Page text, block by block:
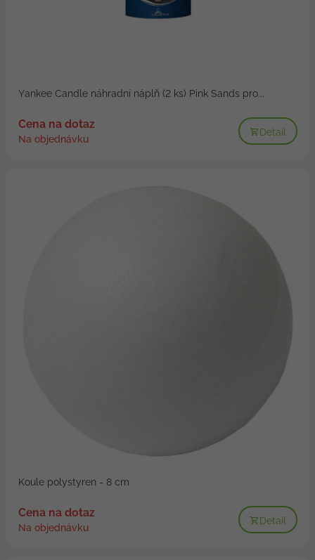
Yankee Candle náhradní náplň (2 ks) Pink Sands pro...
Cena na dotaz
Na objednávku
Detail
Koule polystyren - 8 cm
Cena na dotaz
Na objednávku
Detail